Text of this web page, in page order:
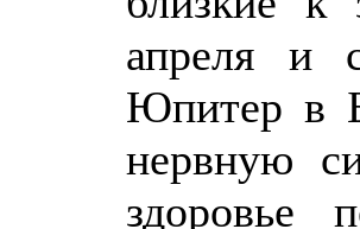
апреля и
Юпитер в
нервную
здоровье